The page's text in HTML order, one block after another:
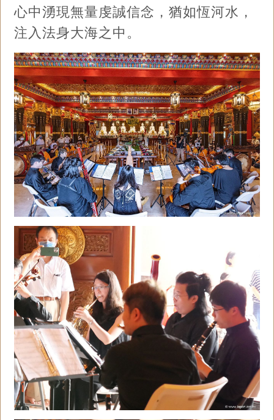
心中湧現無量虔誠信念，猶如恆河水，
注入法身大海之中。